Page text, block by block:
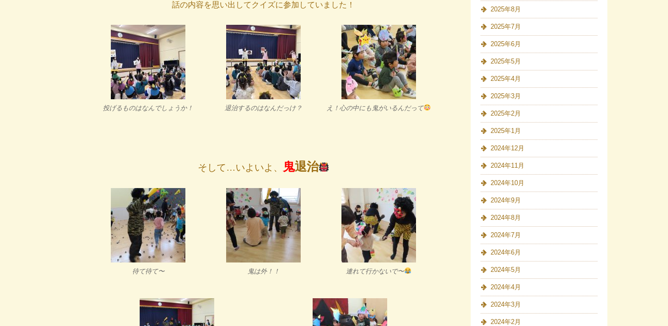
話の内容を思い出してクイズに参加していました！
投げるものはなんでしょうか！ 退治するのはなんだっけ？ え！心の中にも鬼がいるんだって
そして…いよいよ、 鬼退治
待て待て〜 鬼は外！！ 連れて行かないで〜
2025年8月
2025年7月
2025年6月
2025年5月
2025年4月
2025年3月
2025年2月
2025年1月
2024年12月
2024年11月
2024年10月
2024年9月
2024年8月
2024年7月
2024年6月
2024年5月
2024年4月
2024年3月
2024年2月